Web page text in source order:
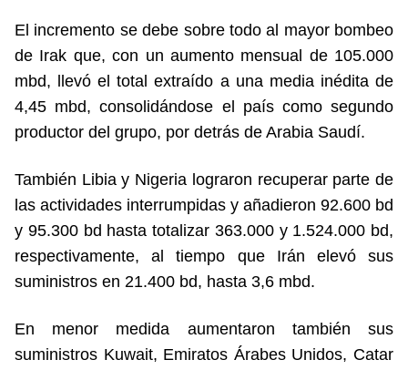
El incremento se debe sobre todo al mayor bombeo
de Irak que, con un aumento mensual de 105.000
mbd, llevó el total extraído a una media inédita de
4,45 mbd, consolidándose el país como segundo
productor del grupo, por detrás de Arabia Saudí.
También Libia y Nigeria lograron recuperar parte de
las actividades interrumpidas y añadieron 92.600 bd
y 95.300 bd hasta totalizar 363.000 y 1.524.000 bd,
respectivamente, al tiempo que Irán elevó sus
suministros en 21.400 bd, hasta 3,6 mbd.
En menor medida aumentaron también sus
suministros Kuwait, Emiratos Árabes Unidos, Catar